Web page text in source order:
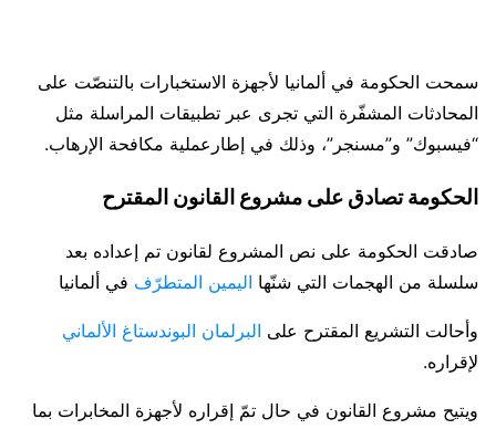
سمحت الحكومة في ألمانيا لأجهزة الاستخبارات بالتنصّت على
المحادثات المشفّرة التي تجرى عبر تطبيقات المراسلة مثل
“فيسبوك” و”مسنجر”، وذلك في إطارعملية مكافحة الإرهاب.
الحكومة تصادق على مشروع القانون المقترح
صادقت الحكومة على نص المشروع لقانون تم إعداده بعد
سلسلة من الهجمات التي شنّها اليمين المتطرّف في ألمانيا
وأحالت التشريع المقترح على البرلمان البوندستاغ الألماني
لإقراره.
ويتيح مشروع القانون في حال تمّ إقراره لأجهزة المخابرات بما